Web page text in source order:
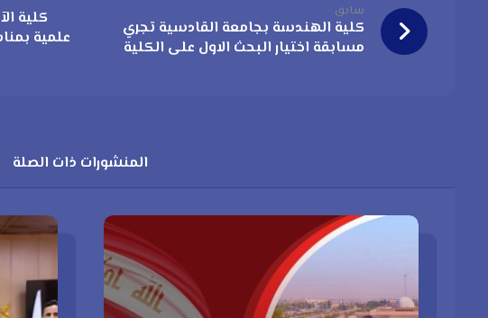
سابق
كلية الهندسة بجامعة القادسية تجري
مسابقة اختيار البحث الاول على الكلية
كلية
علمية
المنشورات ذات الصلة